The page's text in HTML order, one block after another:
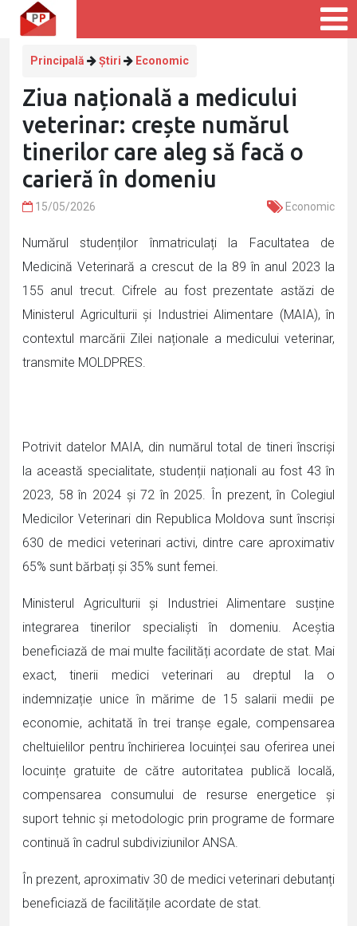
Principală Știri Economic
Ziua națională a medicului
veterinar: crește numărul
tinerilor care aleg să facă o
carieră în domeniu
15/05/2026 Economic
Numărul studenților înmatriculați la Facultatea de
Medicină Veterinară a crescut de la 89 în anul 2023 la
155 anul trecut. Cifrele au fost prezentate astăzi de
Ministerul Agriculturii și Industriei Alimentare (MAIA), în
contextul marcării Zilei naționale a medicului veterinar,
transmite MOLDPRES.
Potrivit datelor MAIA, din numărul total de tineri înscriși
la această specialitate, studenții naționali au fost 43 în
2023, 58 în 2024 și 72 în 2025. În prezent, în Colegiul
Medicilor Veterinari din Republica Moldova sunt înscriși
630 de medici veterinari activi, dintre care aproximativ
65% sunt bărbați și 35% sunt femei.
Ministerul Agriculturii și Industriei Alimentare susține
integrarea tinerilor specialiști în domeniu. Aceștia
beneficiază de mai multe facilități acordate de stat. Mai
exact, tinerii medici veterinari au dreptul la o
indemnizație unice în mărime de 15 salarii medii pe
economie, achitată în trei tranșe egale, compensarea
cheltuielilor pentru închirierea locuinței sau oferirea unei
locuințe gratuite de către autoritatea publică locală,
compensarea consumului de resurse energetice și
suport tehnic și metodologic prin programe de formare
continuă în cadrul subdiviziunilor ANSA.
În prezent, aproximativ 30 de medici veterinari debutanți
beneficiază de facilitățile acordate de stat.